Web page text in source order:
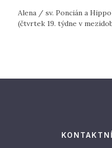
Alena / sv. Poncián a
(čtvrtek 19. týdne v